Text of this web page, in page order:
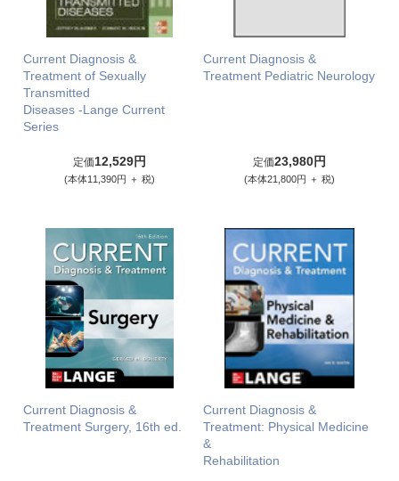
Current Diagnosis &
Treatment of Sexually
Transmitted
Diseases -Lange Current
Series
定価12,529円
(本体11,390円 ＋ 税)
Current Diagnosis &
Treatment Pediatric Neurology
定価23,980円
(本体21,800円 ＋ 税)
Current Diagnosis &
Treatment Surgery, 16th ed.
Current Diagnosis &
Treatment: Physical Medicine
&
Rehabilitation